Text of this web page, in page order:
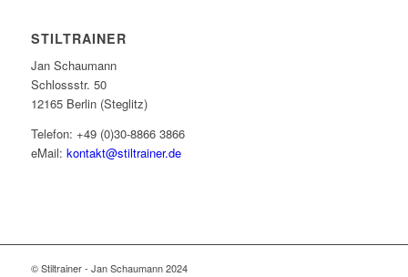
STILTRAINER
Jan Schaumann
Schlossstr. 50
12165 Berlin (Steglitz)
Telefon: +49 (0)30-8866 3866
eMail: kontakt@stiltrainer.de
© Stiltrainer - Jan Schaumann 2024